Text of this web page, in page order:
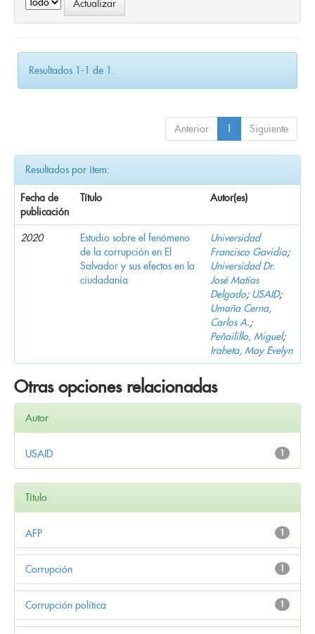
Resultados 1-1 de 1.
Anterior 1 Siguiente
Resultados por ítem:
Fecha de
publicación
Título Autor(es)
2020
Estudio sobre el fenómeno
de la corrupción en El
Salvador y sus efectos en la
ciudadanía
Universidad
Francisco Gavidia;
Universidad Dr.
José Matías
Delgado; USAID;
Umaña Cerna,
Carlos A.;
Peñailillo, Miguel;
Iraheta, May Evelyn
Otras opciones relacionadas
Autor
1
USAID
Título
1
AFP
1
Corrupción
1
Corrupción política